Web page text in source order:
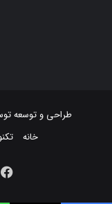
طراحی و توسعه
خانه